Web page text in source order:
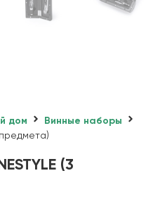
дом
Винные наборы
(3